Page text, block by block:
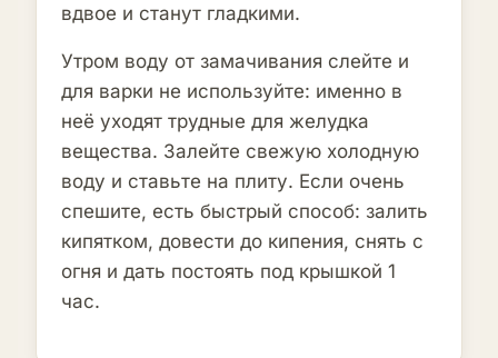
вдвое и станут гладкими.
Утром воду от замачивания слейте и
для варки не используйте: именно в
неё уходят трудные для желудка
вещества. Залейте свежую холодную
воду и ставьте на плиту. Если очень
спешите, есть быстрый способ: залить
кипятком, довести до кипения, снять с
огня и дать постоять под крышкой 1
час.